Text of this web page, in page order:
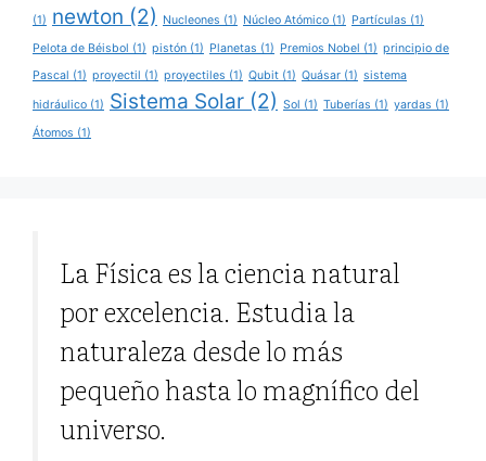
(1) newton (2) Nucleones (1) Núcleo Atómico (1) Partículas (1)
Pelota de Béisbol (1) pistón (1) Planetas (1) Premios Nobel (1) principio de
Pascal (1) proyectil (1) proyectiles (1) Qubit (1) Quásar (1) sistema
hidráulico (1) Sistema Solar (2) Sol (1) Tuberías (1) yardas (1)
Átomos (1)
La Física es la ciencia natural
por excelencia. Estudia la
naturaleza desde lo más
pequeño hasta lo magnífico del
universo.